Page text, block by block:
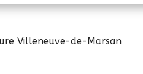
Villeneuve-de-Marsan